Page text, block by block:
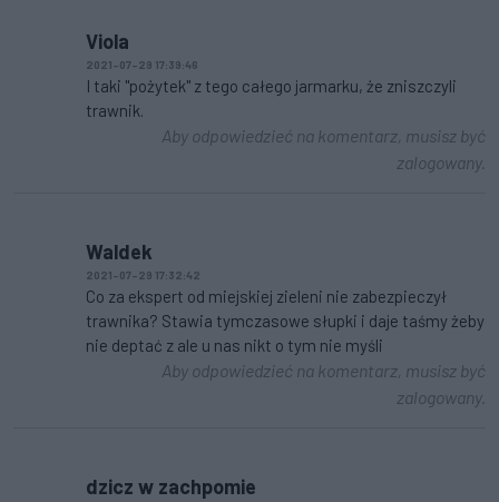
Viola
2021-07-29 17:39:46
I taki "pożytek" z tego całego jarmarku, że zniszczyli
trawnik.
Aby odpowiedzieć na komentarz, musisz być
zalogowany.
Waldek
2021-07-29 17:32:42
Co za ekspert od miejskiej zieleni nie zabezpieczył
trawnika? Stawia tymczasowe słupki i daje taśmy żeby
nie deptać z ale u nas nikt o tym nie myśli
Aby odpowiedzieć na komentarz, musisz być
zalogowany.
dzicz w zachpomie